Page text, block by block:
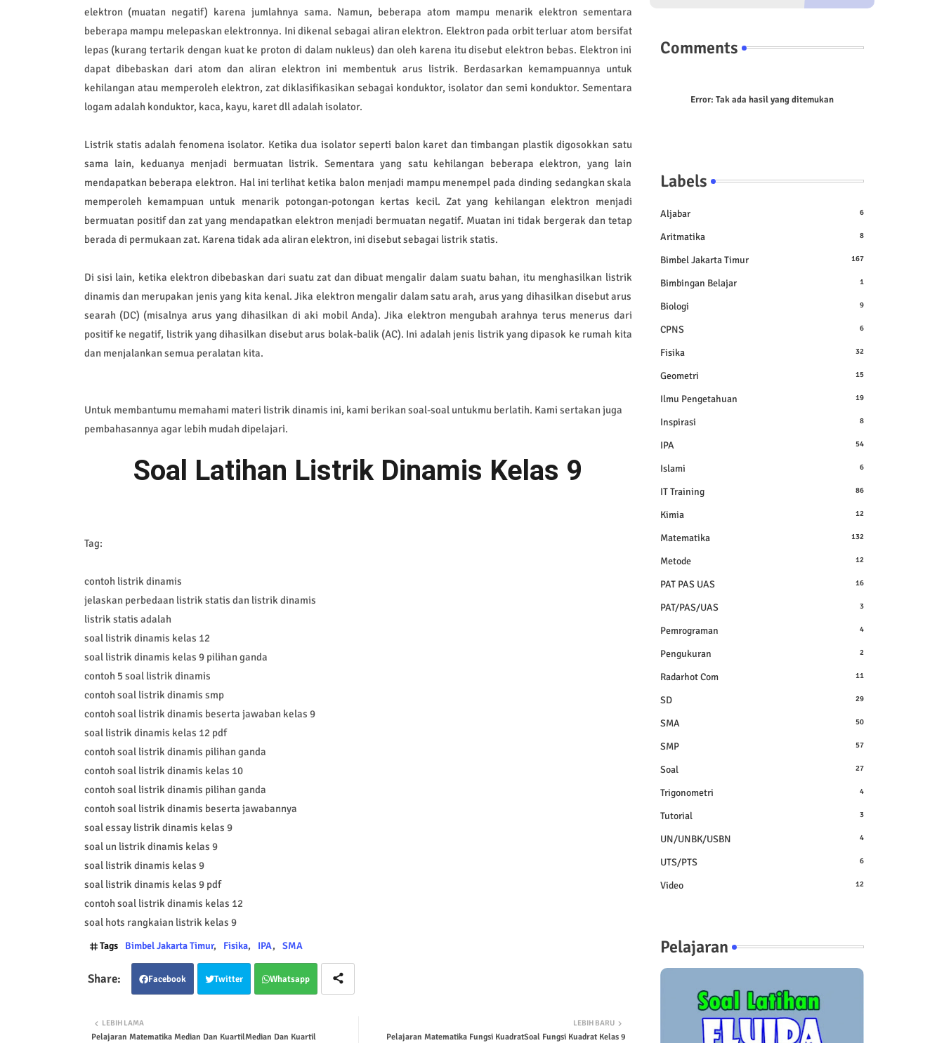
elektron (muatan negatif) karena jumlahnya sama. Namun, beberapa atom mampu menarik elektron sementara
beberapa mampu melepaskan elektronnya. Ini dikenal sebagai aliran elektron. Elektron pada orbit terluar atom bersifat
lepas (kurang tertarik dengan kuat ke proton di dalam nukleus) dan oleh karena itu disebut elektron bebas. Elektron ini
dapat dibebaskan dari atom dan aliran elektron ini membentuk arus listrik. Berdasarkan kemampuannya untuk
kehilangan atau memperoleh elektron, zat diklasifikasikan sebagai konduktor, isolator dan semi konduktor. Sementara
logam adalah konduktor, kaca, kayu, karet dll adalah isolator.
Listrik statis adalah fenomena isolator. Ketika dua isolator seperti balon karet dan timbangan plastik digosokkan satu
sama lain, keduanya menjadi bermuatan listrik. Sementara yang satu kehilangan beberapa elektron, yang lain
mendapatkan beberapa elektron. Hal ini terlihat ketika balon menjadi mampu menempel pada dinding sedangkan skala
memperoleh kemampuan untuk menarik potongan-potongan kertas kecil. Zat yang kehilangan elektron menjadi
bermuatan positif dan zat yang mendapatkan elektron menjadi bermuatan negatif. Muatan ini tidak bergerak dan tetap
berada di permukaan zat. Karena tidak ada aliran elektron, ini disebut sebagai listrik statis.
Di sisi lain, ketika elektron dibebaskan dari suatu zat dan dibuat mengalir dalam suatu bahan, itu menghasilkan listrik
dinamis dan merupakan jenis yang kita kenal. Jika elektron mengalir dalam satu arah, arus yang dihasilkan disebut arus
searah (DC) (misalnya arus yang dihasilkan di aki mobil Anda). Jika elektron mengubah arahnya terus menerus dari
positif ke negatif, listrik yang dihasilkan disebut arus bolak-balik (AC). Ini adalah jenis listrik yang dipasok ke rumah kita
dan menjalankan semua peralatan kita.
Untuk membantumu memahami materi listrik dinamis ini, kami berikan soal-soal untukmu berlatih. Kami sertakan juga
pembahasannya agar lebih mudah dipelajari.
Soal Latihan Listrik Dinamis Kelas 9
Tag:
contoh listrik dinamis
jelaskan perbedaan listrik statis dan listrik dinamis
listrik statis adalah
soal listrik dinamis kelas 12
soal listrik dinamis kelas 9 pilihan ganda
contoh 5 soal listrik dinamis
contoh soal listrik dinamis smp
contoh soal listrik dinamis beserta jawaban kelas 9
soal listrik dinamis kelas 12 pdf
contoh soal listrik dinamis pilihan ganda
contoh soal listrik dinamis kelas 10
contoh soal listrik dinamis pilihan ganda
contoh soal listrik dinamis beserta jawabannya
soal essay listrik dinamis kelas 9
soal un listrik dinamis kelas 9
soal listrik dinamis kelas 9
soal listrik dinamis kelas 9 pdf
contoh soal listrik dinamis kelas 12
soal hots rangkaian listrik kelas 9
Tags Bimbel Jakarta Timur Fisika IPA SMA
Facebook Twitter Whatsapp
LEBIH BARU
Pelajaran Matematika Fungsi KuadratSoal Fungsi Kuadrat Kelas 9
LEBIH LAMA
Pelajaran Matematika Median Dan KuartilMedian Dan Kuartil
Comments
Error: Tak ada hasil yang ditemukan
Labels
Aljabar 6
Aritmatika 8
Bimbel Jakarta Timur 167
Bimbingan Belajar 1
Biologi 9
CPNS 6
Fisika 32
Geometri 15
Ilmu Pengetahuan 19
Inspirasi 8
IPA 54
Islami 6
IT Training 86
Kimia 12
Matematika 132
Metode 12
PAT PAS UAS 16
PAT/PAS/UAS 3
Pemrograman 4
Pengukuran 2
Radarhot Com 11
SD 29
SMA 50
SMP 57
Soal 27
Trigonometri 4
Tutorial 3
UN/UNBK/USBN 4
UTS/PTS 6
Video 12
Pelajaran